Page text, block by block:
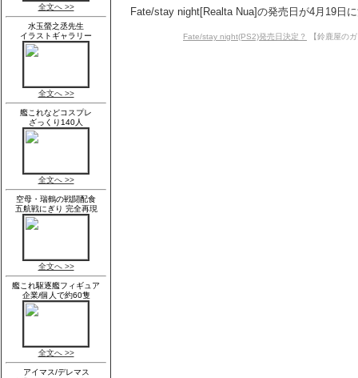
Fate/stay night[Realta Nua]の発売日が4月19日
Fate/stay night(PS2)発売日決定？ 【鈴鹿屋の